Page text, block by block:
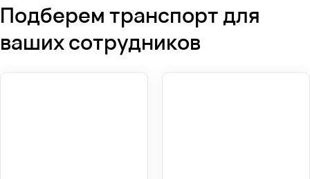
Подберем транспорт для
ваших сотрудников